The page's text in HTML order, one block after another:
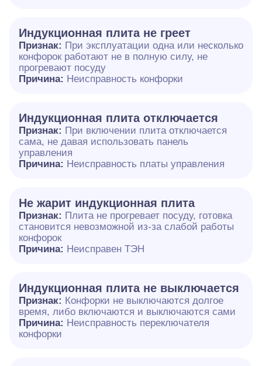
Индукционная плита не греет
Признак: При эксплуатации одна или несколько
конфорок работают не в полную силу, не
прогревают посуду
Причина: Неисправность конфорки
Индукционная плита отключается
Признак: При включении плита отключается
сама, не давая использовать панель
управления
Причина: Неисправность платы управления
Не жарит индукционная плита
Признак: Плита не прогревает посуду, готовка
становится невозможной из-за слабой работы
конфорок
Причина: Неисправен ТЭН
Индукционная плита не выключается
Признак: Конфорки не выключаются долгое
время, либо включаются и выключаются сами
Причина: Неисправность переключателя
конфорки